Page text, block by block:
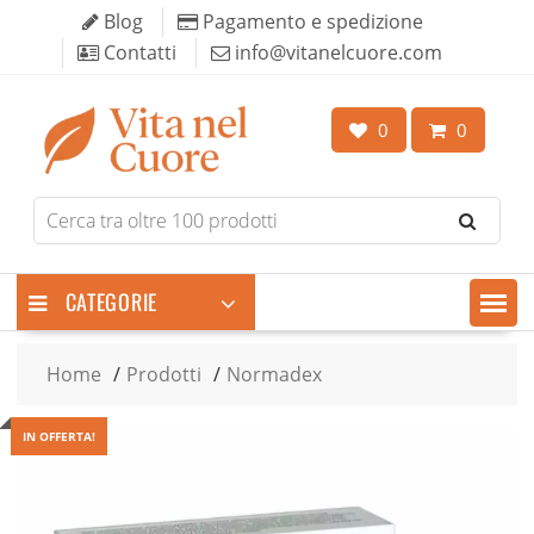
content
Blog
Pagamento e spedizione
Contatti
info@vitanelcuore.com
0 0
Search
for
CATEGORIE
Home Prodotti Normadex
IN OFFERTA!